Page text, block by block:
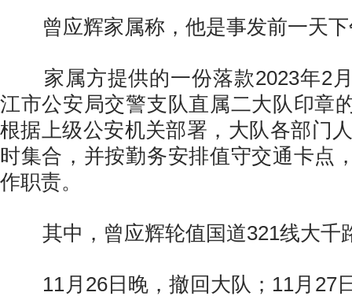
曾应辉家属称，他是事发前一天下
家属方提供的一份落款2023年2月
江市公安局交警支队直属二大队印章
根据上级公安机关部署，大队各部门
时集合，并按勤务安排值守交通卡点
作职责。
其中，曾应辉轮值国道321线大千
11月26日晚，撤回大队；11月27